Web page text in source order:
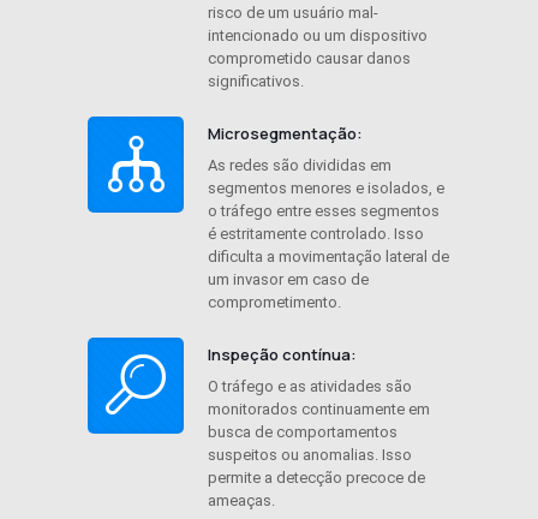
risco de um usuário mal-
intencionado ou um dispositivo
comprometido causar danos
significativos.
Microsegmentação:
As redes são divididas em
segmentos menores e isolados, e
o tráfego entre esses segmentos
é estritamente controlado. Isso
dificulta a movimentação lateral de
um invasor em caso de
comprometimento.
Inspeção contínua:
O tráfego e as atividades são
monitorados continuamente em
busca de comportamentos
suspeitos ou anomalias. Isso
permite a detecção precoce de
ameaças.